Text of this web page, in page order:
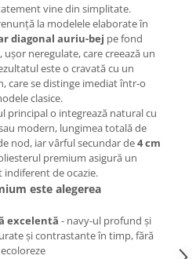
vine din simplitate.
la modelele elaborate în
diagonal auriu-bej pe fond
ușor neregulate, care creează un
este o cravată cu un
care se distinge imediat într-o
clasice.
principal o integrează natural cu
modern, lungimea totală de
nod, iar vârful secundar de4 cm
premium asigură un
indiferent de ocazie.
este alegerea
excelentă - navy-ul profund și
și contrastante în timp, fără